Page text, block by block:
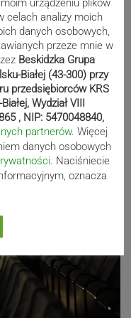
urządzeniu plików
celach analizy moich
danych osobowych,
przeze mnie w
Beskidzka Grupa
Białej (43-300) przy
przedsiębiorców KRS
Wydział VIII
, NIP: 5470048840,
partnerów. Więcej
danych osobowych
. Naciśniecie
oznacza